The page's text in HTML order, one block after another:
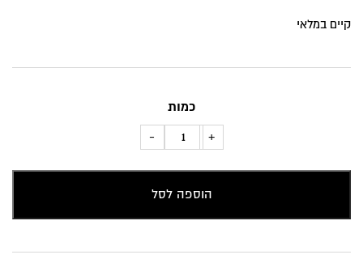
קיים במלאי
כמות
+
כמות
נוי
"זר
-
הוספה לסל